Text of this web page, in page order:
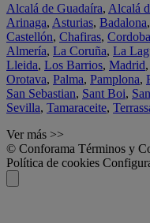
Alcalá de Guadaíra, Alcalá
Arinaga, Asturias, Badalona,
Castellón, Chafiras, Cordoba
Almería, La Coruña, La
Lleida, Los Barrios, Madrid,
Orotava, Palma, Pamplona,
San Sebastian, Sant Boi,
Sevilla, Tamaraceite,
Ver más >>
© Conforama Términos y
Política de cookies